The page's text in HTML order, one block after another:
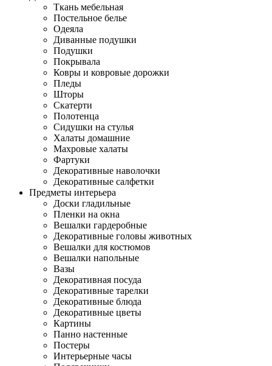
Ткань мебельная
Постельное белье
Одеяла
Диванные подушки
Подушки
Покрывала
Ковры и ковровые дорожки
Пледы
Шторы
Скатерти
Полотенца
Сидушки на стулья
Халаты домашние
Махровые халаты
Фартуки
Декоративные наволочки
Декоративные салфетки
Предметы интерьера
Доски гладильные
Пленки на окна
Вешалки гардеробные
Декоративные головы животных
Вешалки для костюмов
Вешалки напольные
Вазы
Декоративная посуда
Декоративные тарелки
Декоративные блюда
Декоративные цветы
Картины
Панно настенные
Постеры
Интерьерные часы